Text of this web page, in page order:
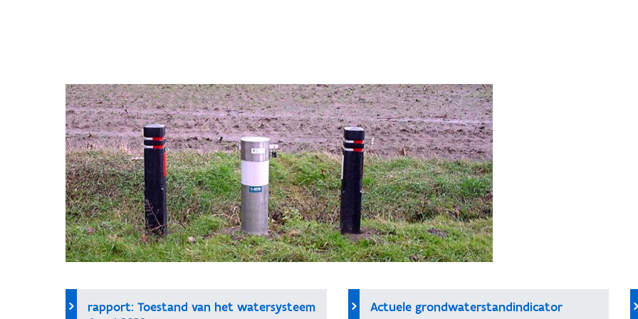
rapport: Toestand van het watersysteem
Actuele grondwaterstandindicator